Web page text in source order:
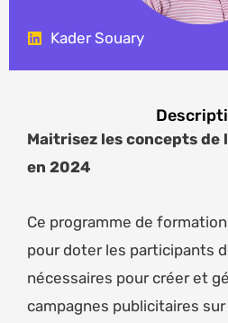
Kader Souary
Maitrisez les concepts
en 2024
Ce programme de
pour doter les participants
nécessaires pour créer et
campagnes publicitaires